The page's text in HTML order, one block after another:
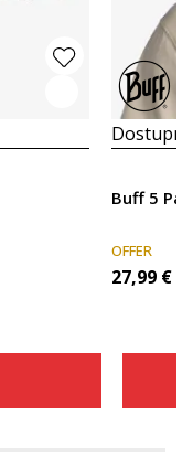
Buff 5
OFFER
27,99 €